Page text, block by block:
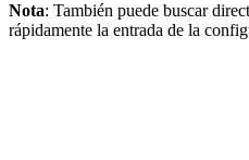
Nota: También puede buscar
rápidamente la entrada de la